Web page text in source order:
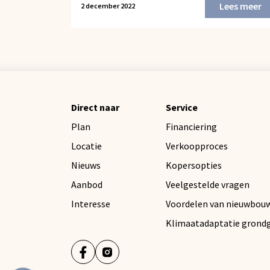
2 december 2022 Lees meer
Direct naar
Plan
Locatie
Nieuws
Aanbod
Interesse
Service
Financiering
Verkoopproces
Kopersopties
Veelgestelde vragen
Voordelen van
Klimaatadaptatie